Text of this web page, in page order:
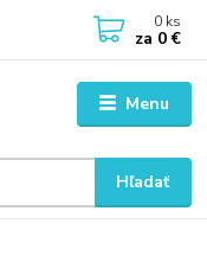
Menu
Hľadať
0 ks
za 0 €